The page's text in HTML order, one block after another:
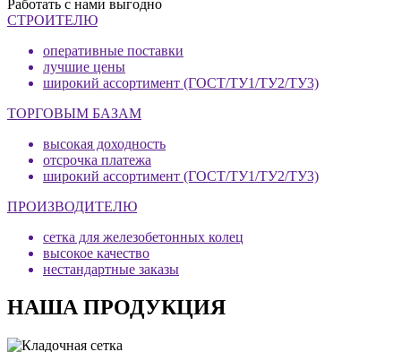
Работать с нами выгодно
СТРОИТЕЛЮ
оперативные поставки
лучшие цены
широкий ассортимент (ГОСТ/ТУ1/ТУ2/ТУ3)
ТОРГОВЫМ БАЗАМ
высокая доходность
отсрочка платежа
широкий ассортимент (ГОСТ/ТУ1/ТУ2/ТУ3)
ПРОИЗВОДИТЕЛЮ
сетка для железобетонных колец
высокое качество
нестандартные заказы
НАША ПРОДУКЦИЯ